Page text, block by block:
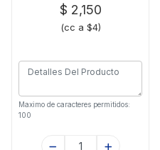
$ 2,150
(cc a $4)
Maximo de caracteres permitidos:
100